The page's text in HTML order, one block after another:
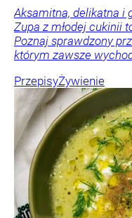
Aksamitna, delikatna i
Zupa z młodej cukinii
Poznaj sprawdzony
którym zawsze
PrzepisyŻywienie